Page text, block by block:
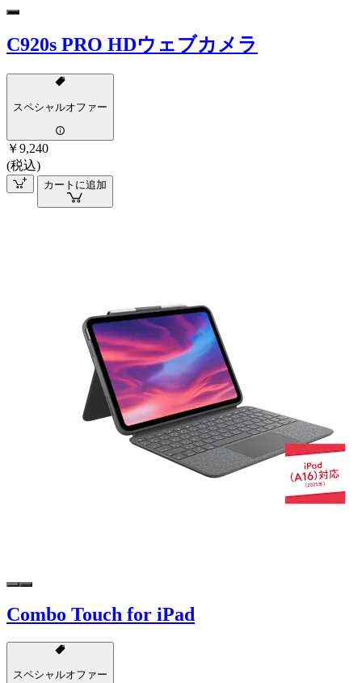
C920s PRO HDウェブカメラ
スペシャルオファー
￥9,240
(税込)
カートに追加
Combo Touch for iPad
スペシャルオファー